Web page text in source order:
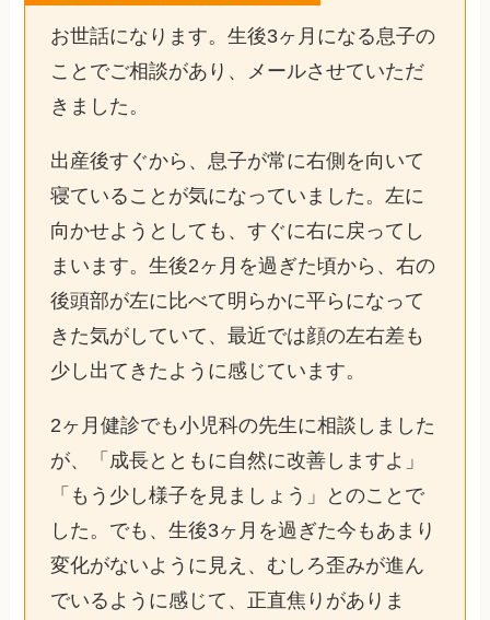
お世話になります。生後3ヶ月になる息子の
ことでご相談があり、メールさせていただ
きました。
出産後すぐから、息子が常に右側を向いて
寝ていることが気になっていました。左に
向かせようとしても、すぐに右に戻ってし
まいます。生後2ヶ月を過ぎた頃から、右の
後頭部が左に比べて明らかに平らになって
きた気がしていて、最近では顔の左右差も
少し出てきたように感じています。
2ヶ月健診でも小児科の先生に相談しました
が、「成長とともに自然に改善しますよ」
「もう少し様子を見ましょう」とのことで
した。でも、生後3ヶ月を過ぎた今もあまり
変化がないように見え、むしろ歪みが進ん
でいるように感じて、正直焦りがありま